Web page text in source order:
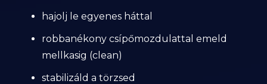
hajolj le egyenes háttal
robbanékony csípőmozdulattal emeld
mellkasig (clean)
stabilizáld a törzsed